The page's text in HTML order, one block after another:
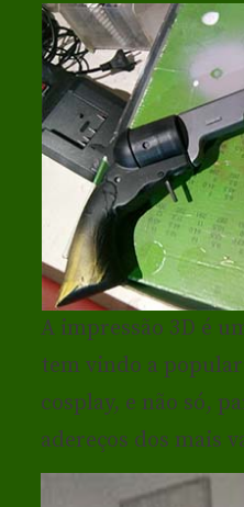
A impressão 3D é
tem vindo a
cosplay, e não só,
adereços dos mais